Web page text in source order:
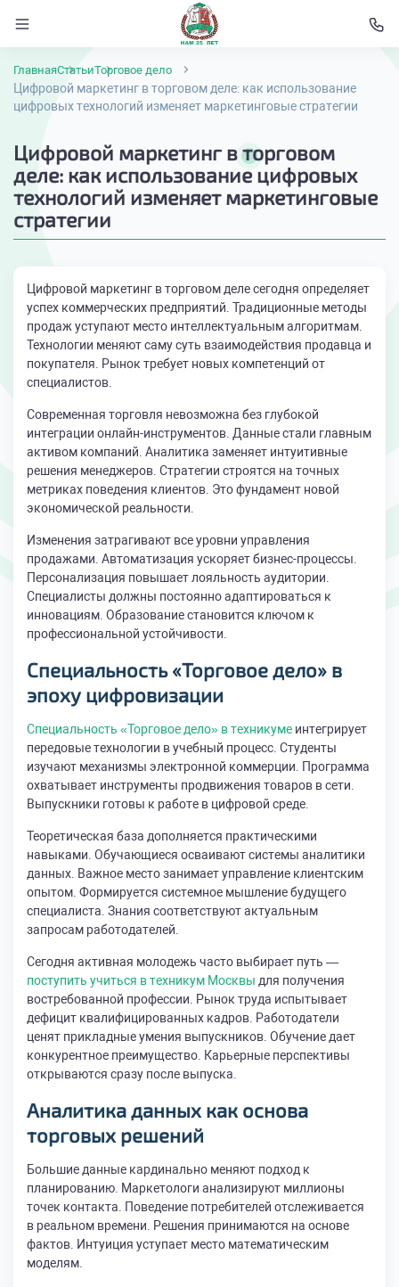
ГлавнаяСтатьиТорговое дело
Цифровой маркетинг в торговом деле: как использование
цифровых технологий изменяет маркетинговые стратегии
Цифровой маркетинг в торговом
деле: как использование цифровых
технологий изменяет маркетинговые
стратегии
Цифровой маркетинг в торговом деле сегодня определяет
успех коммерческих предприятий. Традиционные методы
продаж уступают место интеллектуальным алгоритмам.
Технологии меняют саму суть взаимодействия продавца и
покупателя. Рынок требует новых компетенций от
специалистов.
Современная торговля невозможна без глубокой
интеграции онлайн-инструментов. Данные стали главным
активом компаний. Аналитика заменяет интуитивные
решения менеджеров. Стратегии строятся на точных
метриках поведения клиентов. Это фундамент новой
экономической реальности.
Изменения затрагивают все уровни управления
продажами. Автоматизация ускоряет бизнес-процессы.
Персонализация повышает лояльность аудитории.
Специалисты должны постоянно адаптироваться к
инновациям. Образование становится ключом к
профессиональной устойчивости.
Специальность «Торговое дело» в
эпоху цифровизации
Специальность «Торговое дело» в техникуме интегрирует
передовые технологии в учебный процесс. Студенты
изучают механизмы электронной коммерции. Программа
охватывает инструменты продвижения товаров в сети.
Выпускники готовы к работе в цифровой среде.
Теоретическая база дополняется практическими
навыками. Обучающиеся осваивают системы аналитики
данных. Важное место занимает управление клиентским
опытом. Формируется системное мышление будущего
специалиста. Знания соответствуют актуальным
запросам работодателей.
Сегодня активная молодежь часто выбирает путь —
поступить учиться в техникум Москвы для получения
востребованной профессии. Рынок труда испытывает
дефицит квалифицированных кадров. Работодатели
ценят прикладные умения выпускников. Обучение дает
конкурентное преимущество. Карьерные перспективы
открываются сразу после выпуска.
Аналитика данных как основа
торговых решений
Большие данные кардинально меняют подход к
планированию. Маркетологи анализируют миллионы
точек контакта. Поведение потребителей отслеживается
в реальном времени. Решения принимаются на основе
фактов. Интуиция уступает место математическим
моделям.